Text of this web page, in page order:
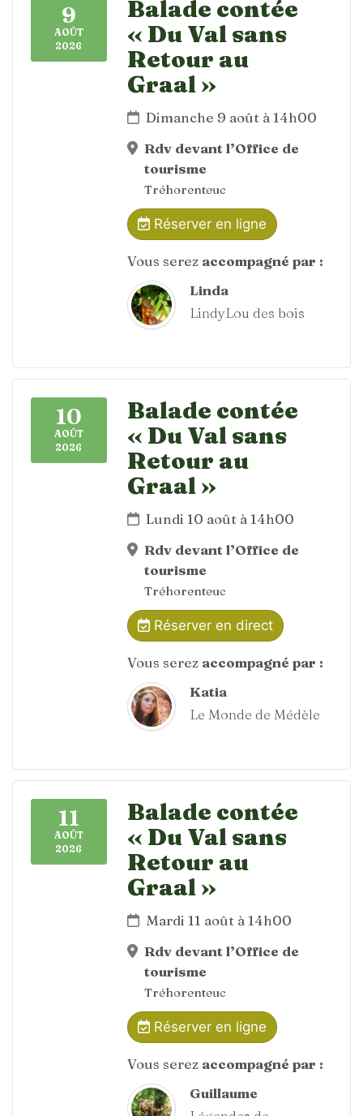
9
AOÛT
2026
Balade contée
« Du Val sans
Retour au
Graal »
Dimanche 9 août à 14h00
Rdv devant l’Office de
tourisme
Tréhorenteuc
Réserver en ligne
Vous serez accompagné par :
Linda
LindyLou des bois
10
AOÛT
2026
Balade contée
« Du Val sans
Retour au
Graal »
Lundi 10 août à 14h00
Rdv devant l’Office de
tourisme
Tréhorenteuc
Réserver en direct
Vous serez accompagné par :
Katia
Le Monde de Médèle
11
AOÛT
2026
Balade contée
« Du Val sans
Retour au
Graal »
Mardi 11 août à 14h00
Rdv devant l’Office de
tourisme
Tréhorenteuc
Réserver en ligne
Vous serez accompagné par :
Guillaume